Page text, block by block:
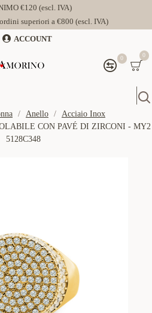
€120 (escl. IVA)
superiori a €800 (escl. IVA)
ACCOUNT
0 0
Anello
Acciaio Inox
CON PAVÉ DI ZIRCONI - MY2
5128C348